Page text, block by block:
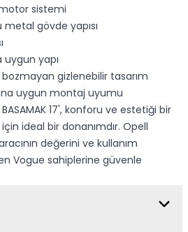
sistemi
metal gövde yapısı
uygun yapı
gizlenebilir tasarım
uygun montaj uyumu
BASAMAK 17', konforu ve estetiği bir
ideal bir donanımdır. Opell
değerini ve kullanım
Vogue sahiplerine güvenle